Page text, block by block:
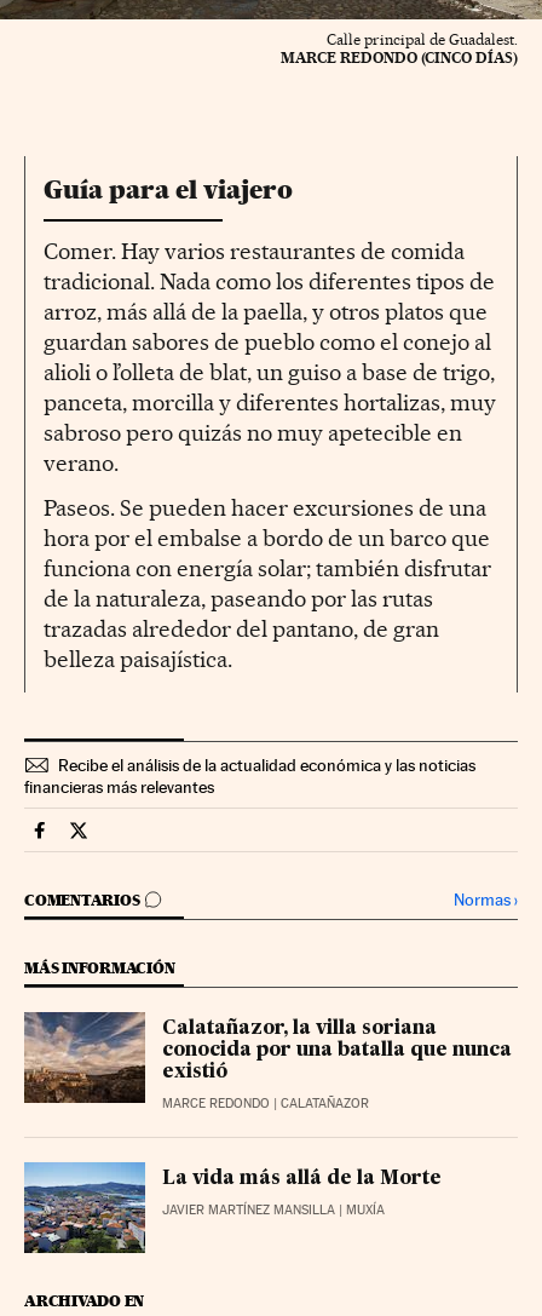
Calle principal de Guadalest.
MARCE REDONDO (CINCO DÍAS)
Guía para el viajero
Comer. Hay varios restaurantes de comida
tradicional. Nada como los diferentes tipos de
arroz, más allá de la paella, y otros platos que
guardan sabores de pueblo como el conejo al
alioli o l’olleta de blat, un guiso a base de trigo,
panceta, morcilla y diferentes hortalizas, muy
sabroso pero quizás no muy apetecible en
verano.
Paseos. Se pueden hacer excursiones de una
hora por el embalse a bordo de un barco que
funciona con energía solar; también disfrutar
de la naturaleza, paseando por las rutas
trazadas alrededor del pantano, de gran
belleza paisajística.
Recibe el análisis de la actualidad económica y las noticias
financieras más relevantes
Fortunas Cinco Días en Facebook
Fortunas Cinco Días en Twitter
COMENTARIOS
IR A LOS COMENTARIOS Normas›
MÁS INFORMACIÓN
Calatañazor, la villa soriana
conocida por una batalla que nunca
existió
MARCE REDONDO | CALATAÑAZOR
La vida más allá de la Morte
JAVIER MARTÍNEZ MANSILLA | MUXÍA
ARCHIVADO EN